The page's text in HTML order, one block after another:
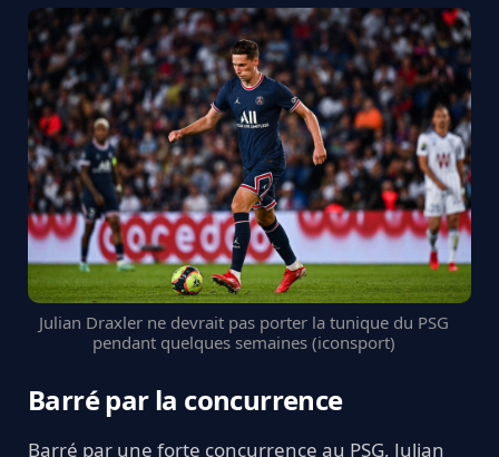
Julian Draxler ne devrait pas porter la tunique du PSG
pendant quelques semaines (iconsport)
Barré par la concurrence
Barré par une forte concurrence au PSG, Julian